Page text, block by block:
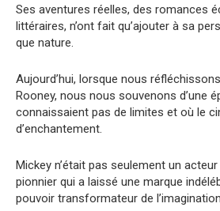
Ses aventures réelles, des romances
littéraires, n’ont fait qu’ajouter à sa
que nature.
Aujourd’hui, lorsque nous
Rooney, nous nous souvenons d’une
connaissaient pas de limites et où le
d’enchantement.
Mickey n’était pas seulement un acteur
pionnier qui a laissé une marque
pouvoir transformateur de